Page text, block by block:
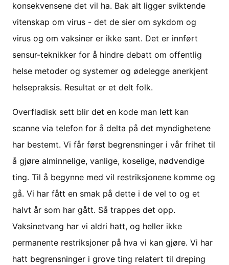
konsekvensene det vil ha. Bak alt ligger sviktende
vitenskap om virus - det de sier om sykdom og
virus og om vaksiner er ikke sant. Det er innført
sensur-teknikker for å hindre debatt om offentlig
helse metoder og systemer og ødelegge anerkjent
helsepraksis. Resultat er et delt folk.
Overfladisk sett blir det en kode man lett kan
scanne via telefon for å delta på det myndighetene
har bestemt. Vi får først begrensninger i vår frihet til
å gjøre alminnelige, vanlige, koselige, nødvendige
ting. Til å begynne med vil restriksjonene komme og
gå. Vi har fått en smak på dette i de vel to og et
halvt år som har gått. Så trappes det opp.
Vaksinetvang har vi aldri hatt, og heller ikke
permanente restriksjoner på hva vi kan gjøre. Vi har
hatt begrensninger i grove ting relatert til dreping